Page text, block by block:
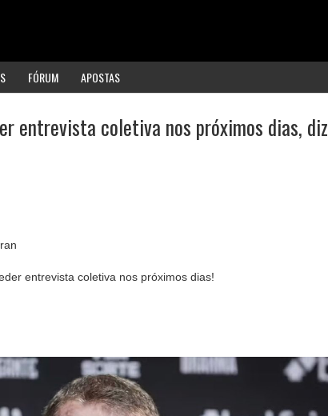
FÓRUM APOSTAS
entrevista coletiva nos próximos dias, diz
entrevista coletiva nos próximos dias!